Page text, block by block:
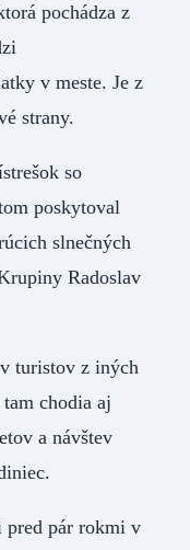
pochádza z
v meste. Je z
strany.
so
poskytoval
slnečných
Radoslav
turistov z iných
chodia aj
a návštev
pred pár rokmi v